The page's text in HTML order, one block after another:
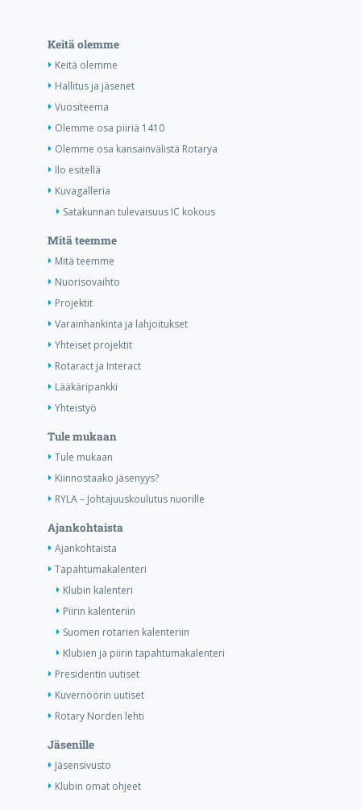
Keitä olemme
Keitä olemme
Hallitus ja jäsenet
Vuositeema
Olemme osa piiriä 1410
Olemme osa kansainvälistä Rotarya
Ilo esitellä
Kuvagalleria
Satakunnan tulevaisuus IC kokous
Mitä teemme
Mitä teemme
Nuorisovaihto
Projektit
Varainhankinta ja lahjoitukset
Yhteiset projektit
Rotaract ja Interact
Lääkäripankki
Yhteistyö
Tule mukaan
Tule mukaan
Kiinnostaako jäsenyys?
RYLA – Johtajuuskoulutus nuorille
Ajankohtaista
Ajankohtaista
Tapahtumakalenteri
Klubin kalenteri
Piirin kalenteriin
Suomen rotarien kalenteriin
Klubien ja piirin tapahtumakalenteri
Presidentin uutiset
Kuvernöörin uutiset
Rotary Norden lehti
Jäsenille
Jäsensivusto
Klubin omat ohjeet